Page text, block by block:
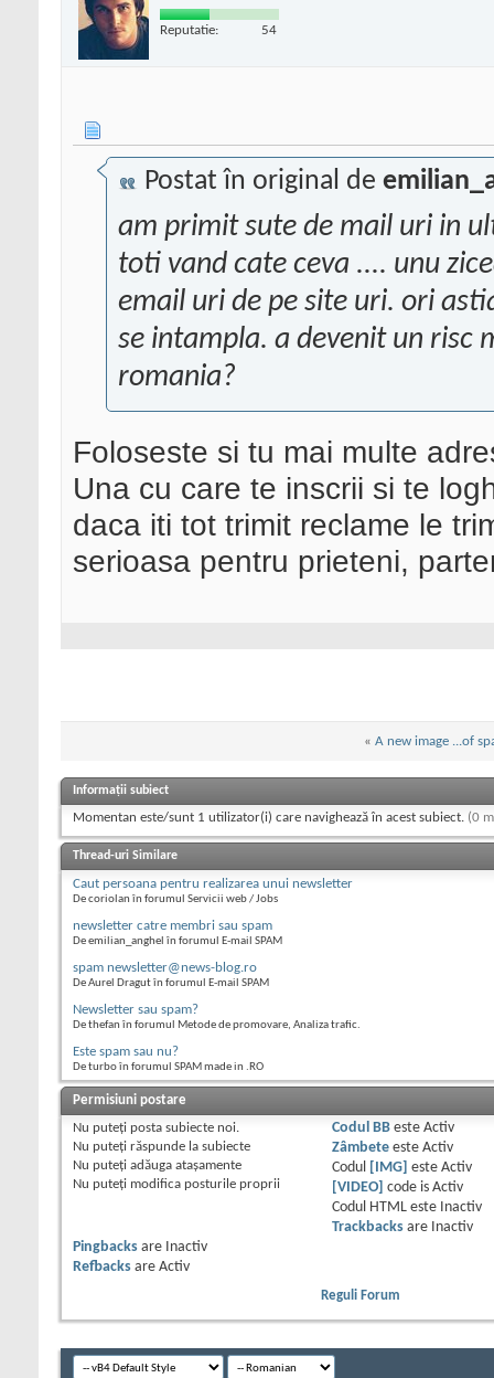
Reputatie: 54
Postat în original de
am primit sute de mail uri in
toti vand cate ceva .... unu
email uri de pe site uri. ori
se intampla. a devenit un risc
romania?
Foloseste si tu mai multe
Una cu care te inscrii si te
daca iti tot trimit reclame le
serioasa pentru prieteni,
« A new image ...of
Informații subiect
Momentan este/sunt 1 utilizator(i) care navighează în acest subiect. (0
Thread-uri Similare
Caut persoana pentru realizarea unui newsletter
De coriolan în forumul Servicii web / Jobs
newsletter catre membri sau spam
De emilian_anghel în forumul E-mail SPAM
spam newsletter@news-blog.ro
De Aurel Dragut în forumul E-mail SPAM
Newsletter sau spam?
De thefan în forumul Metode de promovare, Analiza trafic.
Este spam sau nu?
De turbo în forumul SPAM made in .RO
Permisiuni postare
Nu puteţi posta subiecte noi.
Nu puteţi răspunde la subiecte
Nu puteţi adăuga ataşamente
Nu puteţi modifica posturile proprii
Codul BBeste Activ
Zâmbeteeste Activ
Codul
[IMG] este Activ
[VIDEO] code is Activ
Codul HTML este
Inactiv
Trackbacksare
Inactiv
Pingbacks are
Inactiv
Refbacks are Activ
Reguli Forum